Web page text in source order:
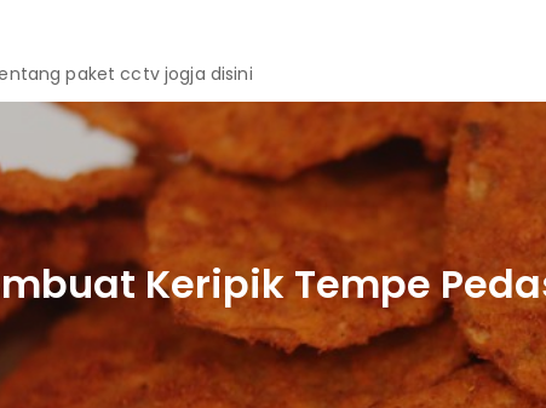
paket cctv jogja disini
Keripik Tempe